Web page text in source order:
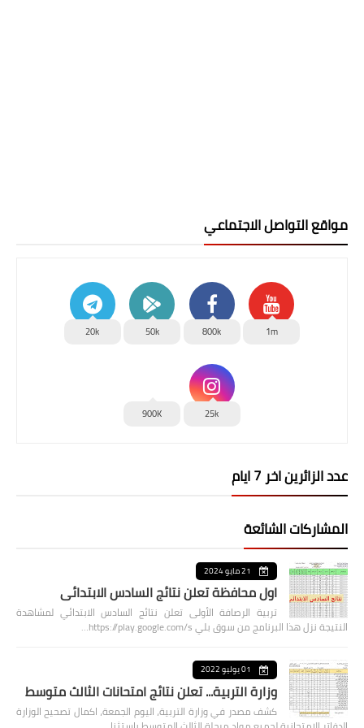
مواقع التواصل الاجتماعي
1m
800k
50k
20k
25k
900K
عدد الزائرين اخر 7 ايام
المشاركات الشائعة
21 مايو 2024
اول محافظة تعلن نتائج السادس الابتدائي
تربية الرصافة الأولى تعلن نتائج السادس الابتدائي لمشاهدة
النتيجة نزل هذا البرنامج من سوق بلي https://play.google.com/s…
01 يوليو 2022
وزارة التربية... تعلن نتائج امتحانات الثالث متوسط
كشف مصدر في وزارة التربية، اليوم الجمعة، اكمال تصحيح الوزارة